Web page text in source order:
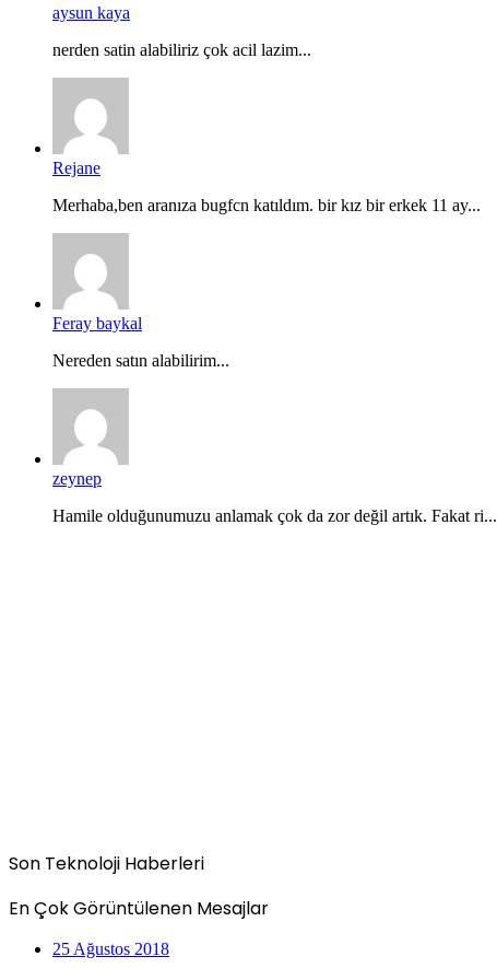
aysun kaya
nerden satin alabiliriz çok acil lazim...
Rejane
Merhaba,ben aranıza bugfcn katıldım. bir kız bir erkek 11 ay...
Feray baykal
Nereden satın alabilirim...
zeynep
Hamile olduğunumuzu anlamak çok da zor değil artık. Fakat ri...
Son Teknoloji Haberleri
En Çok Görüntülenen Mesajlar
25 Ağustos 2018